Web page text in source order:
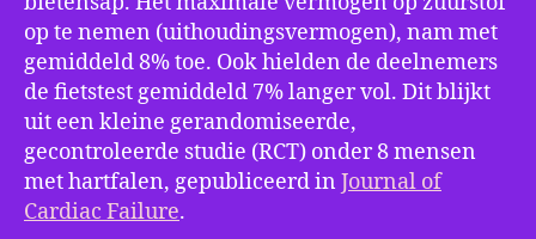
op te nemen (uithoudingsvermogen), nam met
gemiddeld 8% toe. Ook hielden de deelnemers
de fietstest gemiddeld 7% langer vol. Dit blijkt
uit een kleine gerandomiseerde,
gecontroleerde studie (RCT) onder 8 mensen
met hartfalen, gepubliceerd in Journal of
Cardiac Failure.